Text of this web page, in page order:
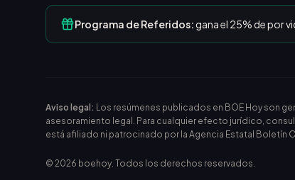
Programa de Referidos:gana el 25% de por
Aviso legal: Los resúmenes publicados en BOE Hoy son
asesoramiento legal. Para cualquier efecto jurídico,
está afiliado ni patrocinado por la Agencia Estatal Boletín
© 2026 boehoy. Todos los derechos reservados.